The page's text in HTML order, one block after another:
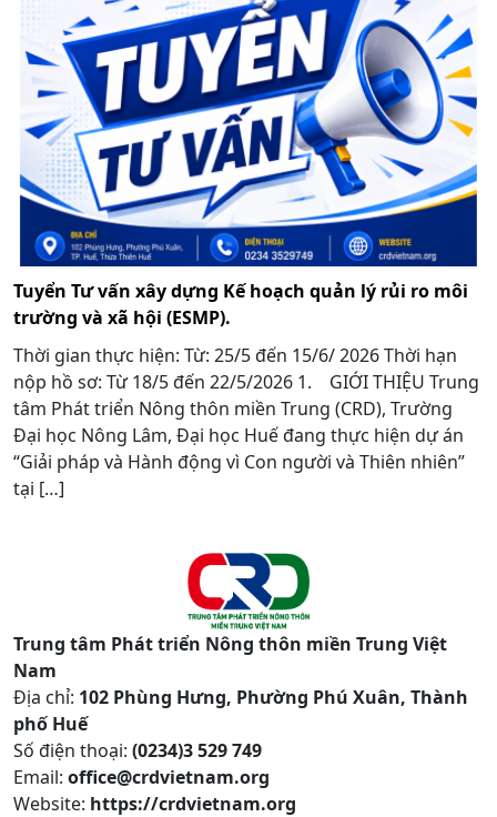
Tuyển Tư vấn xây dựng Kế hoạch quản lý rủi ro môi
trường và xã hội (ESMP).
Thời gian thực hiện: Từ: 25/5 đến 15/6/ 2026 Thời hạn
nộp hồ sơ: Từ 18/5 đến 22/5/2026 1. GIỚI THIỆU Trung
tâm Phát triển Nông thôn miền Trung (CRD), Trường
Đại học Nông Lâm, Đại học Huế đang thực hiện dự án
“Giải pháp và Hành động vì Con người và Thiên nhiên”
tại […]
Trung tâm Phát triển Nông thôn miền Trung Việt
Nam
Địa chỉ: 102 Phùng Hưng, Phường Phú Xuân, Thành
phố Huế
Số điện thoại: (0234)3 529 749
Email: office@crdvietnam.org
Website: https://crdvietnam.org